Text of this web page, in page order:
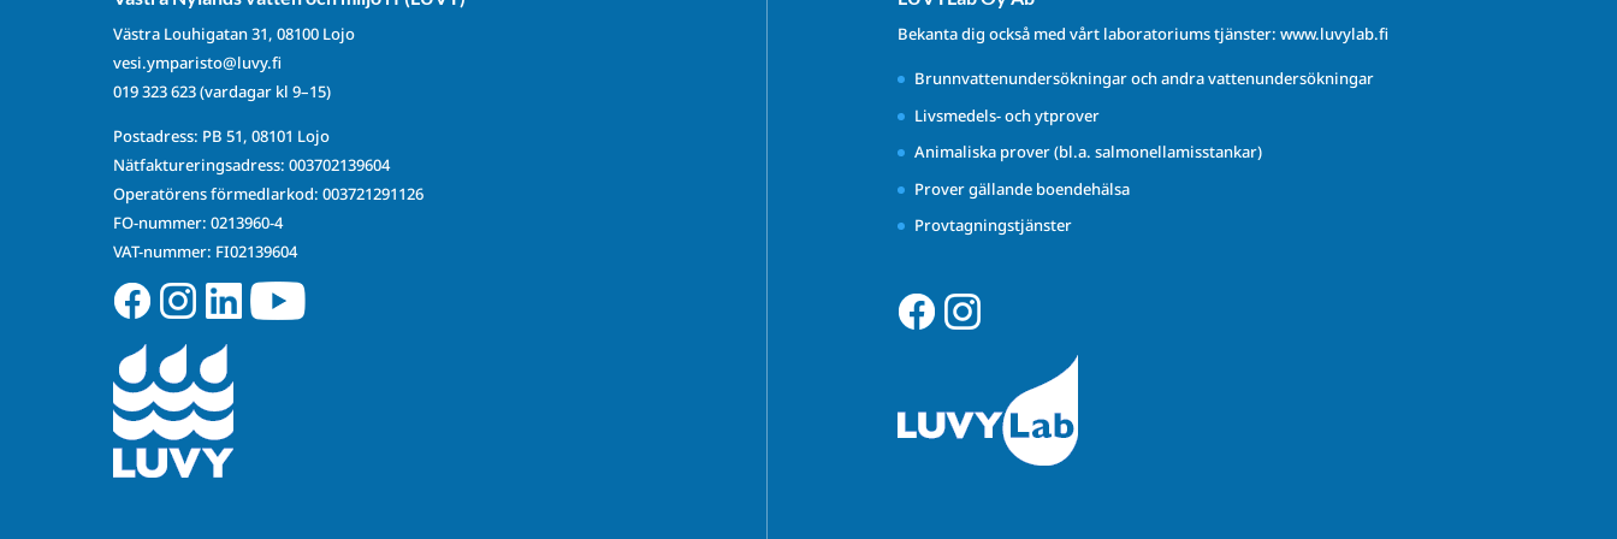
Västra Louhigatan 31, 08100 Lojo
vesi.ymparisto@luvy.fi
019 323 623(vardagar kl 9–15)
Postadress: PB 51, 08101 Lojo
Nätfaktureringsadress: 003702139604
Operatörens förmedlarkod: 003721291126
FO-nummer: 0213960-4
VAT-nummer: FI02139604
Bekanta dig också med vårt laboratoriums tjänster: www.luvylab.fi
Brunnvattenundersökningar och andra vattenundersökningar
Livsmedels- och ytprover
Animaliska prover (bl.a. salmonellamisstankar)
Prover gällande boendehälsa
Provtagningstjänster